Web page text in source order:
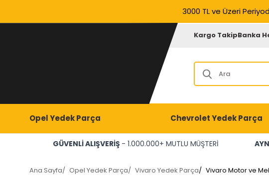
3000 TL ve Üzeri
Kargo TakipBanka
Opel Yedek Parça Chevrolet Yedek Parça
GÜVENLİ ALIŞVERİŞ - 1.000.000+ MUTLU MÜŞTERİ
Ana Sayfa/ Opel Yedek Parça/ Vivaro Yedek Parça/ Vivaro Motor ve